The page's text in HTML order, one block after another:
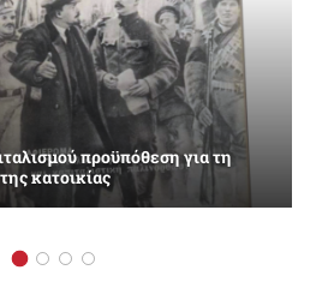
προϋπόθεση για τη
κατοικίας